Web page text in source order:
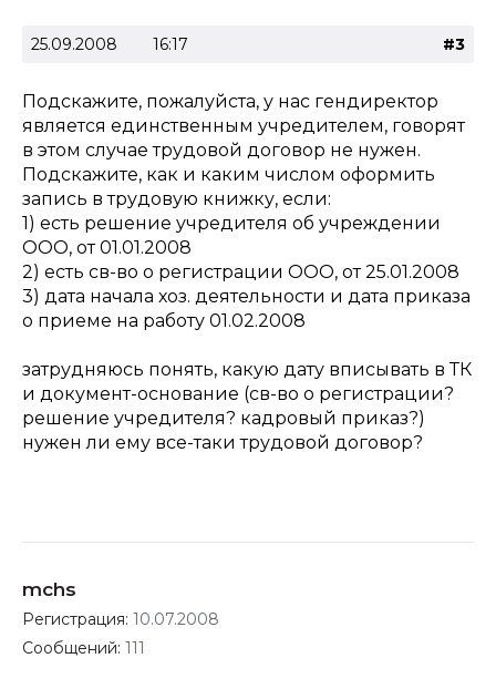
25.09.2008 16:17 #3
Подскажите, пожалуйста, у нас гендиректор
является единственным учредителем, говорят
в этом случае трудовой договор не нужен.
Подскажите, как и каким числом оформить
запись в трудовую книжку, если:
1) есть решение учредителя об учреждении
ООО, от 01.01.2008
2) есть св-во о регистрации ООО, от 25.01.2008
3) дата начала хоз. деятельности и дата приказа
о приеме на работу 01.02.2008
затрудняюсь понять, какую дату вписывать в ТК
и документ-основание (св-во о регистрации?
решение учредителя? кадровый приказ?)
нужен ли ему все-таки трудовой договор?
mchs
Регистрация: 10.07.2008
Сообщений: 111